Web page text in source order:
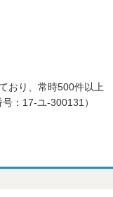
おり、常時500件以上
：17-ユ-300131）